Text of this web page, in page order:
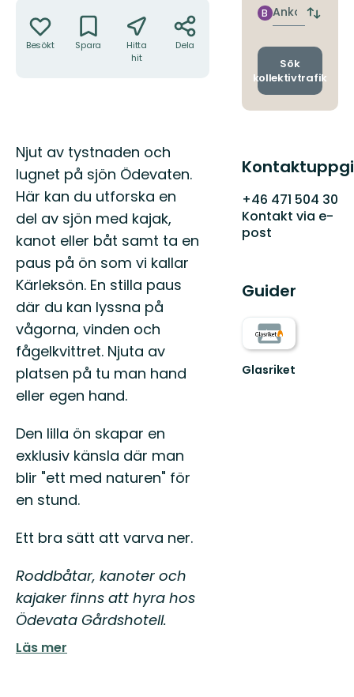
Besökt Spara
Hitta
hit
Dela
Beskrivning
Njut av tystnaden och
lugnet på sjön Ödevaten.
Här kan du utforska en
del av sjön med kajak,
kanot eller båt samt ta en
paus på ön som vi kallar
Kärleksön. En stilla paus
där du kan lyssna på
vågorna, vinden och
fågelkvittret. Njuta av
platsen på tu man hand
eller egen hand.
Den lilla ön skapar en
exklusiv känsla där man
blir "ett med naturen" för
en stund.
Ett bra sätt att varva ner.
Roddbåtar, kanoter och
kajaker finns att hyra hos
Ödevata Gårdshotell.
Läs mer
Ankomst
B
Byt
och
Sök
kollektivtrafik
+46 471 504 30
Kontakt via e-
post
Guider
Glasriket